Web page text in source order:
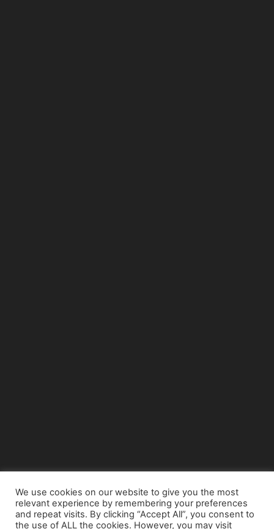
© Copyright 2015 - www.airnews.gr
We use cookies on our website to give you the most
relevant experience by remembering your preferences
and repeat visits. By clicking “Accept All”, you consent to
the use of ALL the cookies. However, you may visit